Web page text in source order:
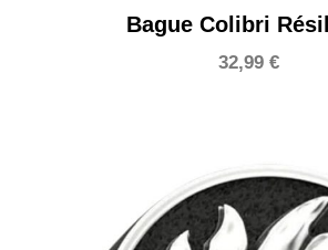
Bague Colibri
32,99 €